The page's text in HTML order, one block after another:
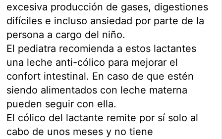
excesiva producción de gases, digestiones
difíciles e incluso ansiedad por parte de la
persona a cargo del niño.
El pediatra recomienda a estos lactantes
una leche anti-cólico para mejorar el
confort intestinal. En caso de que estén
siendo alimentados con leche materna
pueden seguir con ella.
El cólico del lactante remite por sí solo al
cabo de unos meses y no tiene